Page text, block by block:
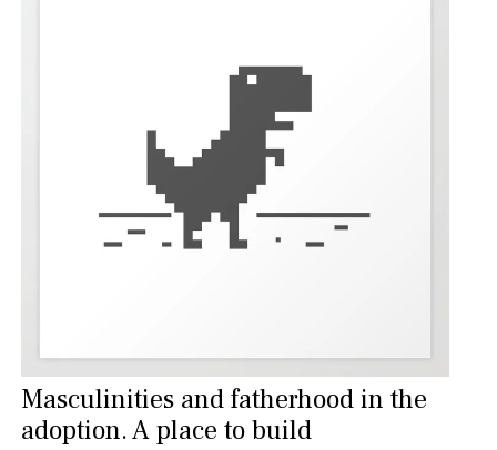
Masculinities and fatherhood in the
adoption. A place to build